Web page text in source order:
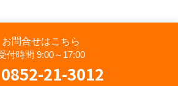
お問合せはこちら
付時間 9:00～17:00
0852-21-3012